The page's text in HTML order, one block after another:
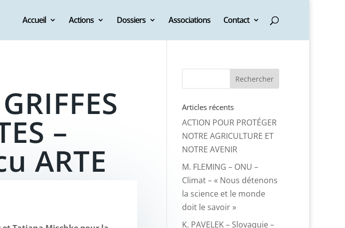
Accueil Actions Dossiers Associations Contact
–
ARTE
Articles récents
ACTION POUR PROTÉGER
NOTRE AGRICULTURE ET
NOTRE AVENIR
M. FLEMING – ONU –
Climat – « Nous détenons
la science et le monde
doit le savoir »
K. PAVELEK – Slovaquie –